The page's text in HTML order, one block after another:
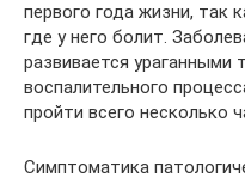
первого года жизни, так
где у него болит.
развивается ураганными
воспалительного
пройти всего несколько
Симптоматика